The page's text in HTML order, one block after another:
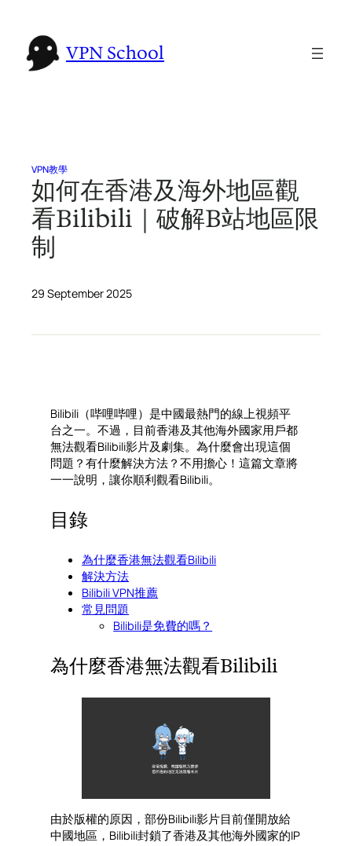
content
VPN School
VPN教學
如何在香港及海外地區觀
看Bilibili｜破解B站地區限
制
29 September 2025
Bilibili（哔哩哔哩）是中國最熱門的線上視頻平
台之一。不過，目前香港及其他海外國家用戶都
無法觀看Bilibili影片及劇集。為什麼會出現這個
問題？有什麼解決方法？不用擔心！這篇文章將
一一說明，讓你順利觀看Bilibili。
目錄
為什麼香港無法觀看Bilibili
解決方法
Bilibili VPN推薦
常見問題
Bilibili是免費的嗎？
為什麼香港無法觀看Bilibili
由於版權的原因，部份Bilibili影片目前僅開放給
中國地區，Bilibili封鎖了香港及其他海外國家的IP